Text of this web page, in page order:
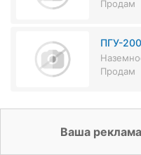
Продам
ПГУ-
Продам
Ваша